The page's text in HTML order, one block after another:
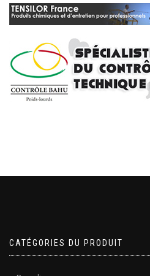
CATÉGORIES DU PRODUIT